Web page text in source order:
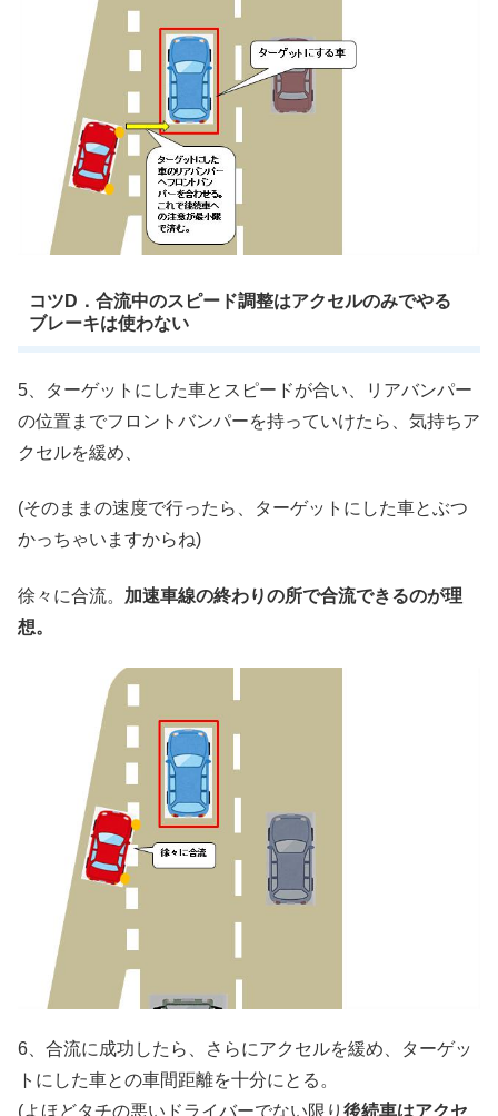
コツD．合流中のスピード調整はアクセルのみでやる
ブレーキは使わない
5、ターゲットにした車とスピードが合い、リアバンパー
の位置までフロントバンパーを持っていけたら、気持ちア
クセルを緩め、
(そのままの速度で行ったら、ターゲットにした車とぶつ
かっちゃいますからね)
徐々に合流。 加速車線の終わりの所で合流できるのが理
想。
6、合流に成功したら、さらにアクセルを緩め、ターゲッ
トにした車との車間距離を十分にとる。
(よほどタチの悪いドライバーでない限り 後続車はアクセ